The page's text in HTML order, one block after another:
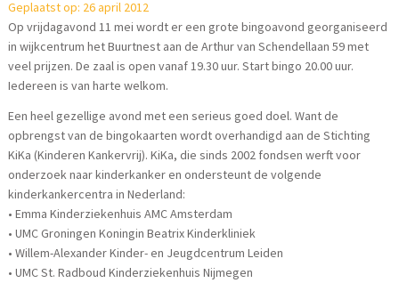
Geplaatst op: 26 april 2012
Op vrijdagavond 11 mei wordt er een grote bingoavond georganiseerd
in wijkcentrum het Buurtnest aan de Arthur van Schendellaan 59 met
veel prijzen. De zaal is open vanaf 19.30 uur. Start bingo 20.00 uur.
Iedereen is van harte welkom.
Een heel gezellige avond met een serieus goed doel. Want de
opbrengst van de bingokaarten wordt overhandigd aan de Stichting
KiKa (Kinderen Kankervrij). KiKa, die sinds 2002 fondsen werft voor
onderzoek naar kinderkanker en ondersteunt de volgende
kinderkankercentra in Nederland:
• Emma Kinderziekenhuis AMC Amsterdam
• UMC Groningen Koningin Beatrix Kinderkliniek
• Willem-Alexander Kinder- en Jeugdcentrum Leiden
• UMC St. Radboud Kinderziekenhuis Nijmegen